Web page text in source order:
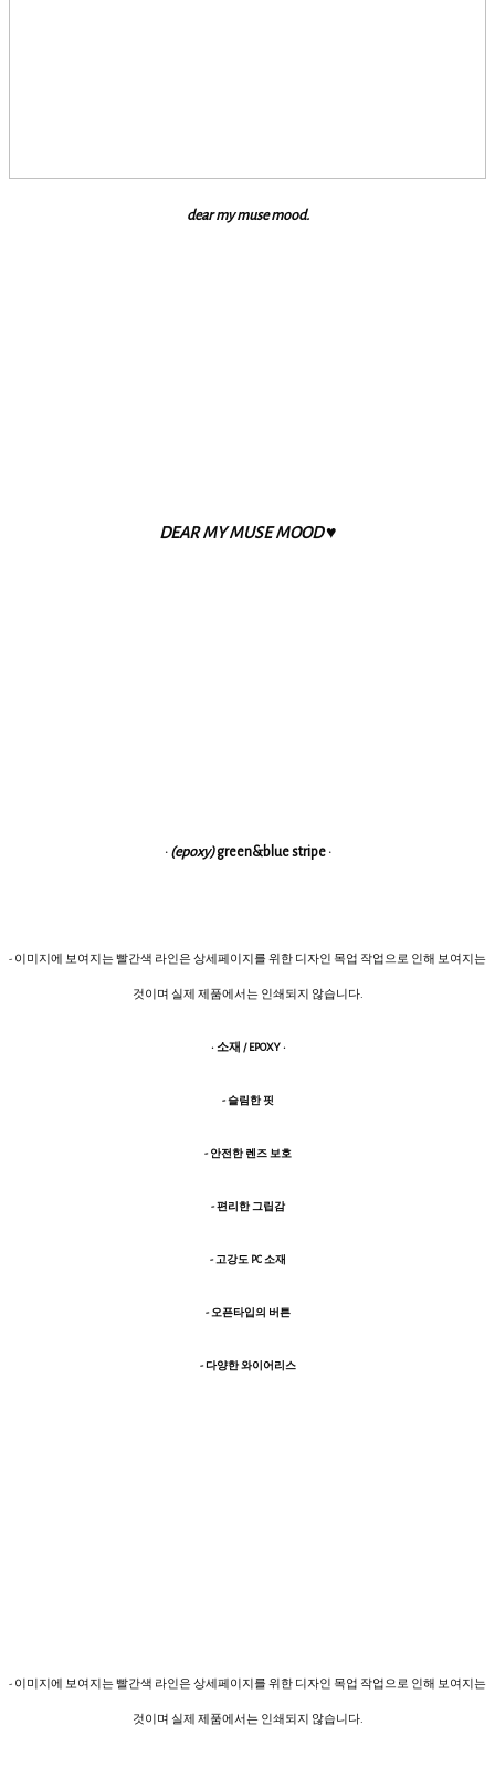
dear my muse mood.
DEAR MY MUSE MOOD ♥
· (epoxy)green&blue stripe ·
- 이미지에 보여지는 빨간색 라인은 상세페이지를 위한 디자인 목업 작업으로 인해 보여지는
것이며 실제 제품에서는 인쇄되지 않습니다.
· 소재 / EPOXY ·
- 슬림한 핏
- 안전한 렌즈 보호
- 편리한 그립감
- 고강도 PC 소재
- 오픈타입의 버튼
- 다양한 와이어리스
- 이미지에 보여지는 빨간색 라인은 상세페이지를 위한 디자인 목업 작업으로 인해 보여지는
것이며 실제 제품에서는 인쇄되지 않습니다.